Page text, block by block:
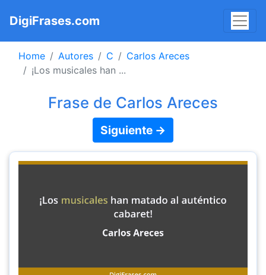
DigiFrases.com
Home Autores C
Carlos Areces
¡Los musicales han ...
Frase de Carlos Areces
Siguiente →